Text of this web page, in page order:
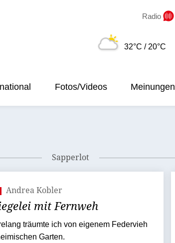
Radio
32°C / 20°C
Fotos/Videos Meinungen
Sapperlot
Andrea Kobler
mit Fernweh
träumte ich von eigenem Federvieh
Garten.